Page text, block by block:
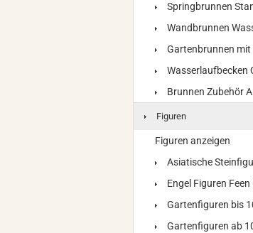
Springbrunnen
Wandbrunnen
Gartenbrunnen mit
Wasserlaufbecken
Brunnen Zubehör
Figuren
Figuren anzeigen
Asiatische
Engel Figuren Feen
Gartenfiguren bis
Gartenfiguren ab